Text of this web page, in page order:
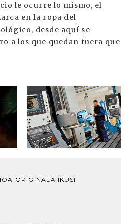
le ocurre lo mismo, el
en la ropa del
desde aquí se
a los que quedan fuera que
ORIGINALA IKUSI